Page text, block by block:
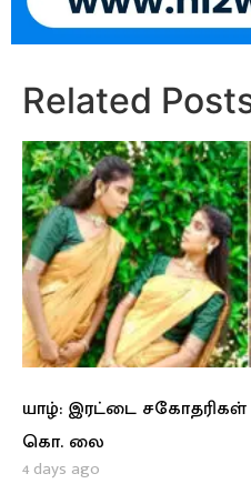
Related
யாழ்: இரட்டை சகோதரிகள்
கொ. லை
4 days ago